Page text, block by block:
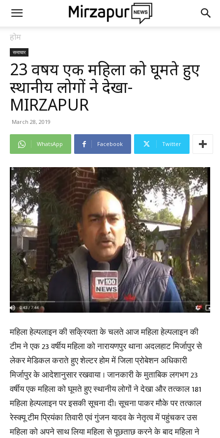
होम
समाचार
23 वर्षीय एक महिला को घूमते हुए
स्थानीय लोगों ने देखा-
MIRZAPUR
March 28, 2019
WhatsApp Facebook Twitter
महिला हेल्पलाइन की सक्रियता के चलते आज महिला हेल्पलाइन की
टीम ने एक 23 वर्षीय महिला को नारायणपुर थाना अदलहाट मिर्जापुर से
लेकर मेडिकल कराते हुए शेल्टर होम में जिला प्रोबेशन अधिकारी
मिर्जापुर के आदेशानुसार रखवाया । जानकारी के मुताबिक लगभग 23
वर्षीय एक महिला को घूमते हुए स्थानीय लोगों ने देखा और तत्काल 181
महिला हेल्पलाइन पर इसकी सूचना दी। सूचना पाकर मौके पर तत्काल
रेस्क्यू टीम प्रियंका तिवारी एवं गुंजन यादव के नेतृत्व में पहुंचकर उस
महिला को अपने साथ लिया महिला से पूछताछ करने के बाद महिला ने